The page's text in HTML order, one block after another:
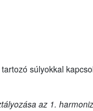
súlyokkal
az 1.